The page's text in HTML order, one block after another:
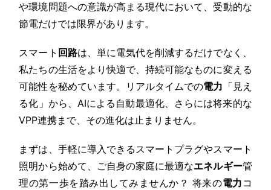
や環境問題への意識が高まる現代において、受動的な
節電だけでは限界があります。
スマート 回路は、単に電気代を削減するだけでなく、
私たちの生活をより快適で、持続可能なものに変える
可能性を秘めています。リアルタイムでの電力 「見え
る化」から、AIによる自動最適化、さらには将来的な
VPP連携まで、その進化は止まりません。
まずは、手軽に導入できるスマートプラグやスマート
照明から始めて、ご自身の家庭に最適なエネルギー管
理の第一歩を踏み出してみませんか？ 将来の電力 コ